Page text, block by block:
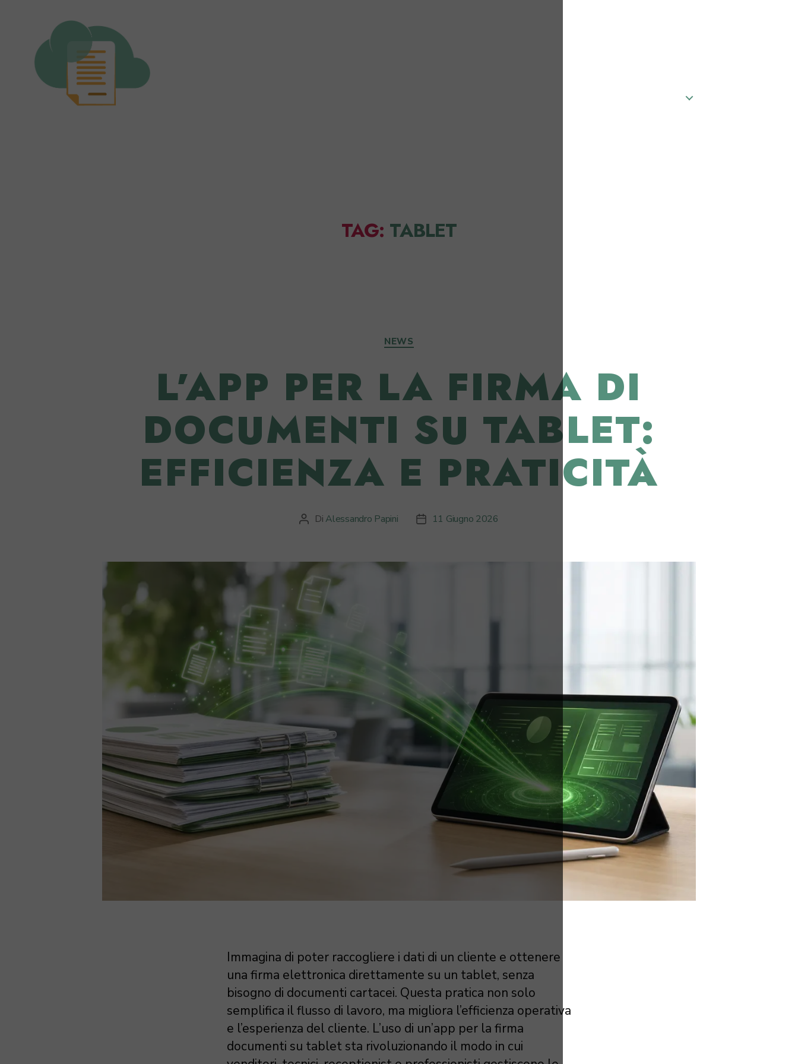
TAG: TABLET
Categorie
NEWS
L’APP PER LA FIRMA DI
DOCUMENTI SU TABLET:
EFFICIENZA E PRATICITÀ
Autore
DiAlessandro Papini
Data11 Giugno 2026
Immagina di poter raccogliere i dati di un cliente e ottenere
una firma elettronica direttamente su un tablet, senza
bisogno di documenti cartacei. Questa pratica non solo
semplifica il flusso di lavoro, ma migliora l’efficienza operativa
e l’esperienza del cliente. L’uso di un’app per la firma
documenti su tablet sta rivoluzionando il modo in cui